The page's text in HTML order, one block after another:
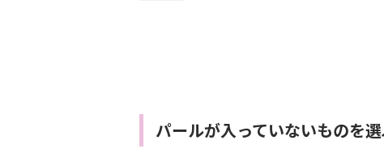
パールが入っていないものを